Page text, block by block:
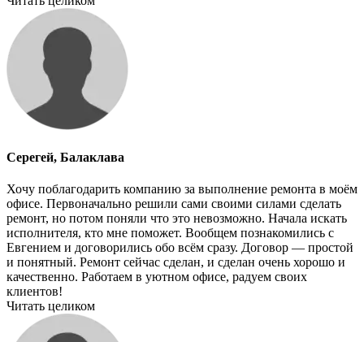
Серегей, Балаклава
Хочу поблагодарить компанию за выполнение ремонта в моём
офисе. Первоначально решили сами своими силами сделать
ремонт, но потом поняли что это невозможно. Начала искать
исполнителя, кто мне поможет. Вообщем познакомились с
Евгением и договорились обо всём сразу. Договор — простой
и понятный. Ремонт сейчас сделан, и сделан очень хорошо и
качественно. Работаем в уютном офисе, радуем своих
клиентов!
Читать целиком